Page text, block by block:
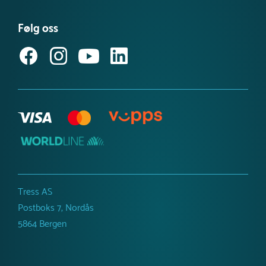
Referanseprosjekt
Inspirasjon og guider
Produktnyheter
Følg oss
Tress AS
Postboks 7, Nordås
5864 Bergen